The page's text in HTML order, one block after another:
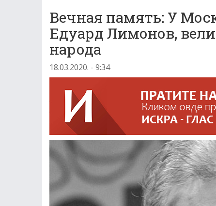
Вечная память: У
Едуард Лимонов,
народа
18.03.2020. - 9:34